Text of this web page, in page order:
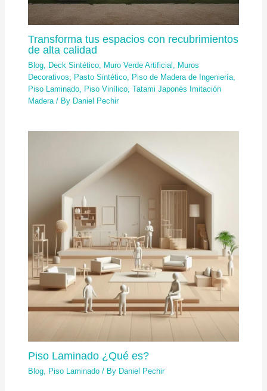
Transforma tus espacios con recubrimientos
de alta calidad
Blog Deck Sintético Muro Verde Artificial
Muros
Decorativos
Pasto Sintético Piso de Madera de Ingeniería
Piso Laminado Piso Vinílico ,Tatami Japonés Imitación
Madera / By Daniel Pechir
Piso Laminado ¿Qué es?
Blog Piso Laminado / By Daniel Pechir